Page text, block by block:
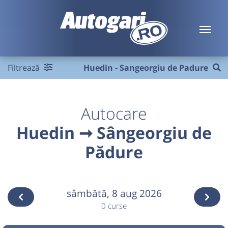
Filtrează Huedin - Sangeorgiu de Padure
Autocare
Huedin ➞ Sângeorgiu de
Pădure
sâmbătă, 8 aug 2026
0 curse